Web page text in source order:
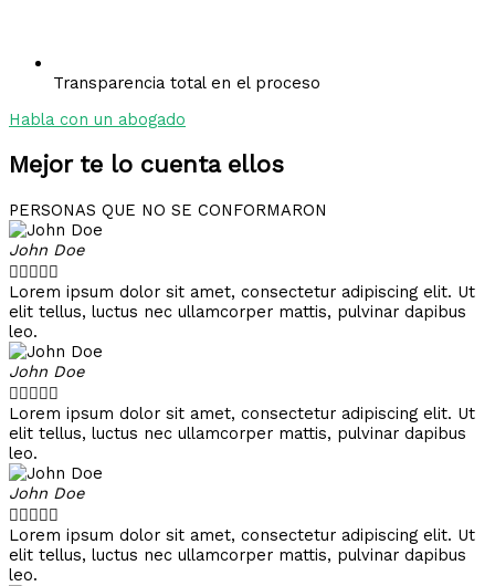
Transparencia total en el proceso
Habla con un abogado
Mejor te lo cuenta ellos
PERSONAS QUE NO SE CONFORMARON
John Doe

Lorem ipsum dolor sit amet, consectetur adipiscing elit. Ut
elit tellus, luctus nec ullamcorper mattis, pulvinar dapibus
leo.
John Doe

Lorem ipsum dolor sit amet, consectetur adipiscing elit. Ut
elit tellus, luctus nec ullamcorper mattis, pulvinar dapibus
leo.
John Doe

Lorem ipsum dolor sit amet, consectetur adipiscing elit. Ut
elit tellus, luctus nec ullamcorper mattis, pulvinar dapibus
leo.